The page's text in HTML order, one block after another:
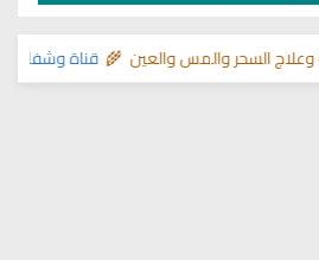
قناة وشفاء لما فيوالمس والعين 🌾